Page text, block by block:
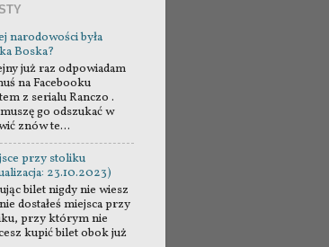
narodowości była
Boska?
już raz odpowiadam
na Facebooku
z serialu Ranczo .
go odszukać w
znów te...
przy stoliku
23.10.2023)
bilet nigdy nie wiesz
dostałeś miejsca przy
przy którym nie
kupić bilet obok już